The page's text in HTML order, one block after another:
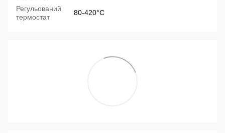
Регульований
термостат
80-420°С